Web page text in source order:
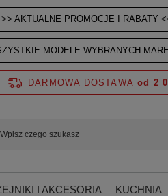
AKTUALNE PROMOCJE I RABATY
MODELE WYBRANYCH
DARMOWA DOSTAWA od 2
I AKCESORIA KUCHNIA